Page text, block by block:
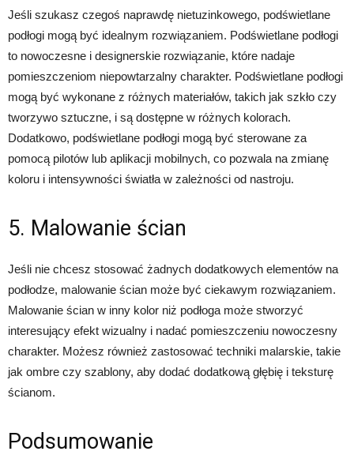
Jeśli szukasz czegoś naprawdę nietuzinkowego, podświetlane
podłogi mogą być idealnym rozwiązaniem. Podświetlane podłogi
to nowoczesne i designerskie rozwiązanie, które nadaje
pomieszczeniom niepowtarzalny charakter. Podświetlane podłogi
mogą być wykonane z różnych materiałów, takich jak szkło czy
tworzywo sztuczne, i są dostępne w różnych kolorach.
Dodatkowo, podświetlane podłogi mogą być sterowane za
pomocą pilotów lub aplikacji mobilnych, co pozwala na zmianę
koloru i intensywności światła w zależności od nastroju.
5. Malowanie ścian
Jeśli nie chcesz stosować żadnych dodatkowych elementów na
podłodze, malowanie ścian może być ciekawym rozwiązaniem.
Malowanie ścian w inny kolor niż podłoga może stworzyć
interesujący efekt wizualny i nadać pomieszczeniu nowoczesny
charakter. Możesz również zastosować techniki malarskie, takie
jak ombre czy szablony, aby dodać dodatkową głębię i teksturę
ścianom.
Podsumowanie